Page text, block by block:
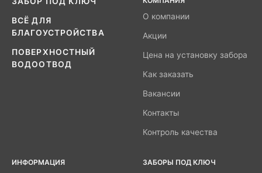
ВСЁ ДЛЯ
БЛАГОУСТРОЙСТВА
ПОВЕРХНОСТНЫЙ
ВОДООТВОД
О компании
Акции
Цена на установку забора
Как заказать
Вакансии
Контакты
Контроль качества
ИНФОРМАЦИЯ ЗАБОРЫ ПОД КЛЮЧ